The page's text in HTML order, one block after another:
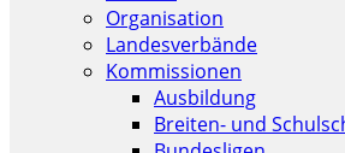
Organisation
Landesverbände
Kommissionen
Ausbildung
Breiten- und